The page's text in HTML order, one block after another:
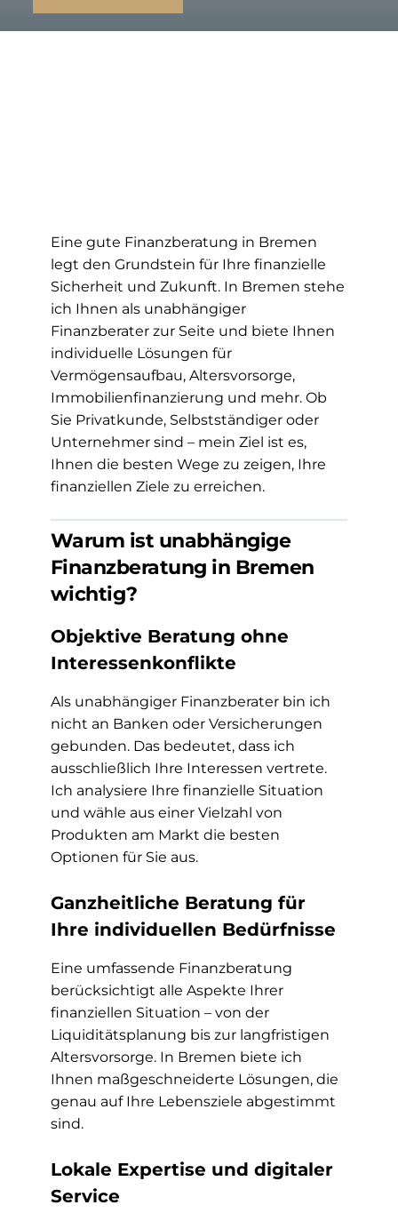
Eine gute Finanzberatung in Bremen
legt den Grundstein für Ihre finanzielle
Sicherheit und Zukunft. In Bremen stehe
ich Ihnen als unabhängiger
Finanzberater zur Seite und biete Ihnen
individuelle Lösungen für
Vermögensaufbau, Altersvorsorge,
Immobilienfinanzierung und mehr. Ob
Sie Privatkunde, Selbstständiger oder
Unternehmer sind – mein Ziel ist es,
Ihnen die besten Wege zu zeigen, Ihre
finanziellen Ziele zu erreichen.
Warum ist unabhängige
Finanzberatung in Bremen
wichtig?
Objektive Beratung ohne
Interessenkonflikte
Als unabhängiger Finanzberater bin ich
nicht an Banken oder Versicherungen
gebunden. Das bedeutet, dass ich
ausschließlich Ihre Interessen vertrete.
Ich analysiere Ihre finanzielle Situation
und wähle aus einer Vielzahl von
Produkten am Markt die besten
Optionen für Sie aus.
Ganzheitliche Beratung für
Ihre individuellen Bedürfnisse
Eine umfassende Finanzberatung
berücksichtigt alle Aspekte Ihrer
finanziellen Situation – von der
Liquiditätsplanung bis zur langfristigen
Altersvorsorge. In Bremen biete ich
Ihnen maßgeschneiderte Lösungen, die
genau auf Ihre Lebensziele abgestimmt
sind.
Lokale Expertise und digitaler
Service